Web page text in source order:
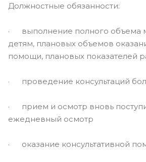
Должностные обязанности:
· выполнение полного объема
детям, плановых объемов
помощи, плановых показателей
· проведение консультаций
· прием и осмотр вновь
ежедневный осмотр
· оказание консультативной